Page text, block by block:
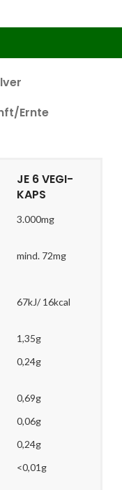
Ernte
JE 6 VEGI-
KAPS
3.000mg
mind. 72mg
67kJ/ 16kcal
1,35g
0,24g
0,69g
0,06g
0,24g
<0,01g